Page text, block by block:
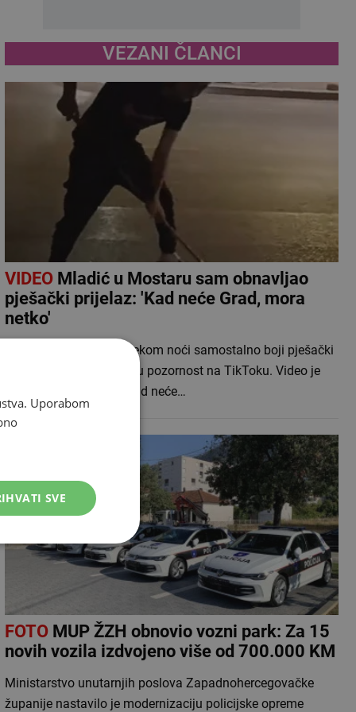
VEZANI ČLANCI
VIDEOMladić u Mostaru sam obnavljao
pješački prijelaz: 'Kad neće Grad, mora
netko'
Snimka mladića koji tijekom noći samostalno boji pješački
prijelaz izazvala je veliku pozornost na TikToku. Video je
objavljen uz poruku: „Kad neće…
FOTOMUP ŽZH obnovio vozni park: Za 15
novih vozila izdvojeno više od 700.000 KM
Ministarstvo unutarnjih poslova Zapadnohercegovačke
županije nastavilo je modernizaciju policijske opreme
Uporabom
SVE